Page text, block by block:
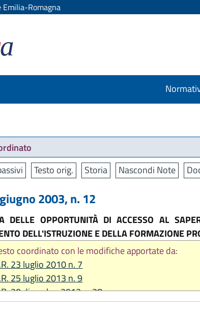
Emilia-Romagna
a
Testo orig. Storia Nascondi Note
2003, n. 12
DELLE OPPORTUNITÀ DI ACCESSO AL
DELL'ISTRUZIONE E DELLA FORMAZIONE
coordinato con le modifiche apportate da:
23 luglio 2010 n. 7
25 luglio 2013 n. 9
20 dicembre 2013 n. 28
23 luglio 2014 n. 20